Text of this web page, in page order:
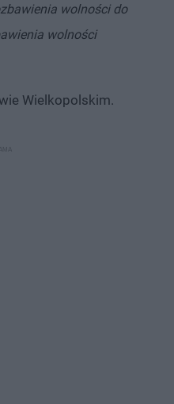
wolności do
wolności
Wielkopolskim.